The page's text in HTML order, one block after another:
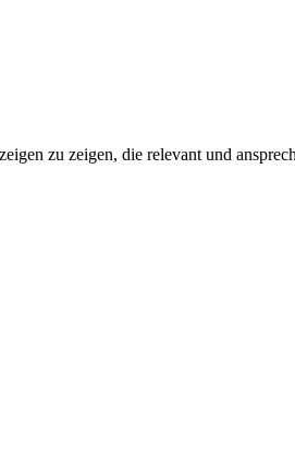
zu zeigen, die relevant und